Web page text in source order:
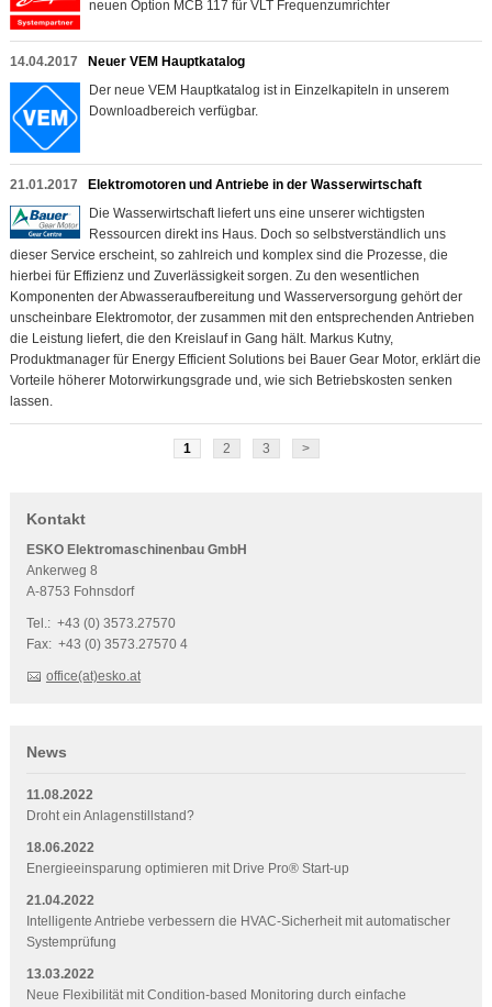
neuen Option MCB 117 für VLT Frequenzumrichter
14.04.2017
Neuer VEM Hauptkatalog
Der neue VEM Hauptkatalog ist in Einzelkapiteln in unserem
Downloadbereich verfügbar.
21.01.2017
Elektromotoren und Antriebe in der Wasserwirtschaft
Die Wasserwirtschaft liefert uns eine unserer wichtigsten
Ressourcen direkt ins Haus. Doch so selbstverständlich uns
dieser Service erscheint, so zahlreich und komplex sind die Prozesse, die
hierbei für Effizienz und Zuverlässigkeit sorgen. Zu den wesentlichen
Komponenten der Abwasseraufbereitung und Wasserversorgung gehört der
unscheinbare Elektromotor, der zusammen mit den entsprechenden Antrieben
die Leistung liefert, die den Kreislauf in Gang hält. Markus Kutny,
Produktmanager für Energy Efficient Solutions bei Bauer Gear Motor, erklärt die
Vorteile höherer Motorwirkungsgrade und, wie sich Betriebskosten senken
lassen.
1 2 3 >
Kontakt
ESKO Elektromaschinenbau GmbH
Ankerweg 8
A-8753 Fohnsdorf
Tel.: +43 (0) 3573.27570
Fax: +43 (0) 3573.27570 4
office(at)esko.at
News
11.08.2022
Droht ein Anlagenstillstand?
18.06.2022
Energieeinsparung optimieren mit Drive Pro® Start-up
21.04.2022
Intelligente Antriebe verbessern die HVAC-Sicherheit mit automatischer
Systemprüfung
13.03.2022
Neue Flexibilität mit Condition-based Monitoring durch einfache